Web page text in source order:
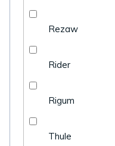
Rezaw
Rider
Rigum
Thule